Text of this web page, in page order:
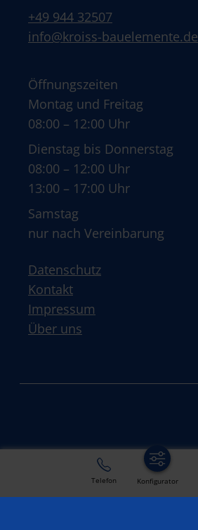
+49 944 32507
info@kroiss-bauelemente.de
Öffnungszeiten
Montag und Freitag
08:00 – 12:00 Uhr
Dienstag bis Donnerstag
08:00 – 12:00 Uhr
13:00 – 17:00 Uhr
Samstag
nur nach Vereinbarung
Datenschutz
Kontakt
Impressum
Über uns
Telefon Konfigurator